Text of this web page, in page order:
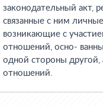
законодательный акт,
связанные с ним
возникающие с
отношений, осно-
одной стороны
отношений.